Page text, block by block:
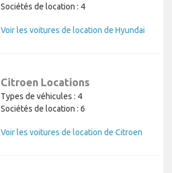
Sociétés de location : 4
Voir les voitures de location de Hyundai
Citroen Locations
Types de véhicules : 4
Sociétés de location : 6
Voir les voitures de location de Citroen